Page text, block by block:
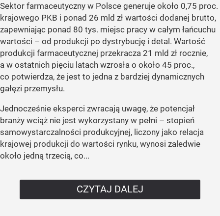
Sektor farmaceutyczny w Polsce generuje około 0,75 proc.
krajowego PKB i ponad 26 mld zł wartości dodanej brutto,
zapewniając ponad 80 tys. miejsc pracy w całym łańcuchu
wartości – od produkcji po dystrybucję i detal. Wartość
produkcji farmaceutycznej przekracza 21 mld zł rocznie,
a w ostatnich pięciu latach wzrosła o około 45 proc.,
co potwierdza, że jest to jedna z bardziej dynamicznych
gałęzi przemysłu.
Jednocześnie eksperci zwracają uwagę, że potencjał
branży wciąż nie jest wykorzystany w pełni – stopień
samowystarczalności produkcyjnej, liczony jako relacja
krajowej produkcji do wartości rynku, wynosi zaledwie
około jedną trzecią, co...
CZYTAJ DALEJ